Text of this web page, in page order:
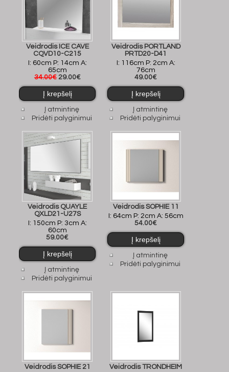
Veidrodis ICE CAVE
CQVD10-C215
I: 60cm P: 14cm A:
65cm
34.00€ 29.00€
Į atmintinę
Pridėti palyginimui
Veidrodis PORTLAND
PRTD20-D41
I: 116cm P: 2cm A:
76cm
49.00€
Į atmintinę
Pridėti palyginimui
Veidrodis QUAYLE
QXLD21-U27S
I: 150cm P: 3cm A:
60cm
59.00€
Į atmintinę
Pridėti palyginimui
Veidrodis SOPHIE 11
I: 64cm P: 2cm A: 56cm
54.00€
Į atmintinę
Pridėti palyginimui
Veidrodis SOPHIE 21
Veidrodis TRONDHEIM